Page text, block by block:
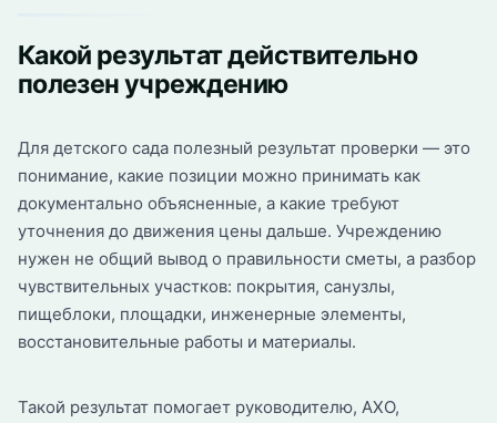
Какой результат действительно
полезен учреждению
Для детского сада полезный результат проверки — это
понимание, какие позиции можно принимать как
документально объясненные, а какие требуют
уточнения до движения цены дальше. Учреждению
нужен не общий вывод о правильности сметы, а разбор
чувствительных участков: покрытия, санузлы,
пищеблоки, площадки, инженерные элементы,
восстановительные работы и материалы.
Такой результат помогает руководителю, АХО,